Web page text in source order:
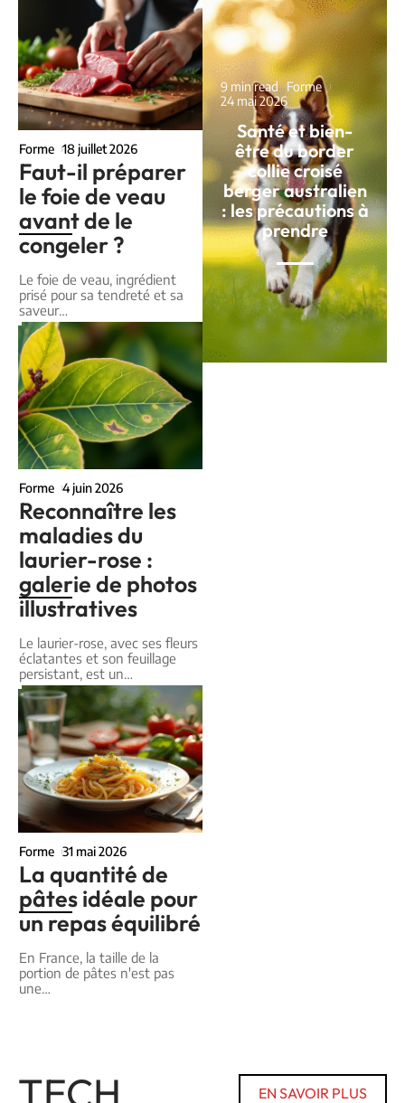
Forme 18 juillet 2026
Faut-il préparer
le foie de veau
avant de le
congeler ?
Le foie de veau, ingrédient
prisé pour sa tendreté et sa
saveur…
Forme 4 juin 2026
Reconnaître les
maladies du
laurier-rose :
galerie de photos
illustratives
Le laurier-rose, avec ses fleurs
éclatantes et son feuillage
persistant, est un…
Forme 31 mai 2026
La quantité de
pâtes idéale pour
un repas équilibré
En France, la taille de la
portion de pâtes n'est pas
une…
9 min read Forme
24 mai 2026
Santé et bien-
être du border
collie croisé
berger australien
: les précautions à
prendre
TECH EN SAVOIR PLUS